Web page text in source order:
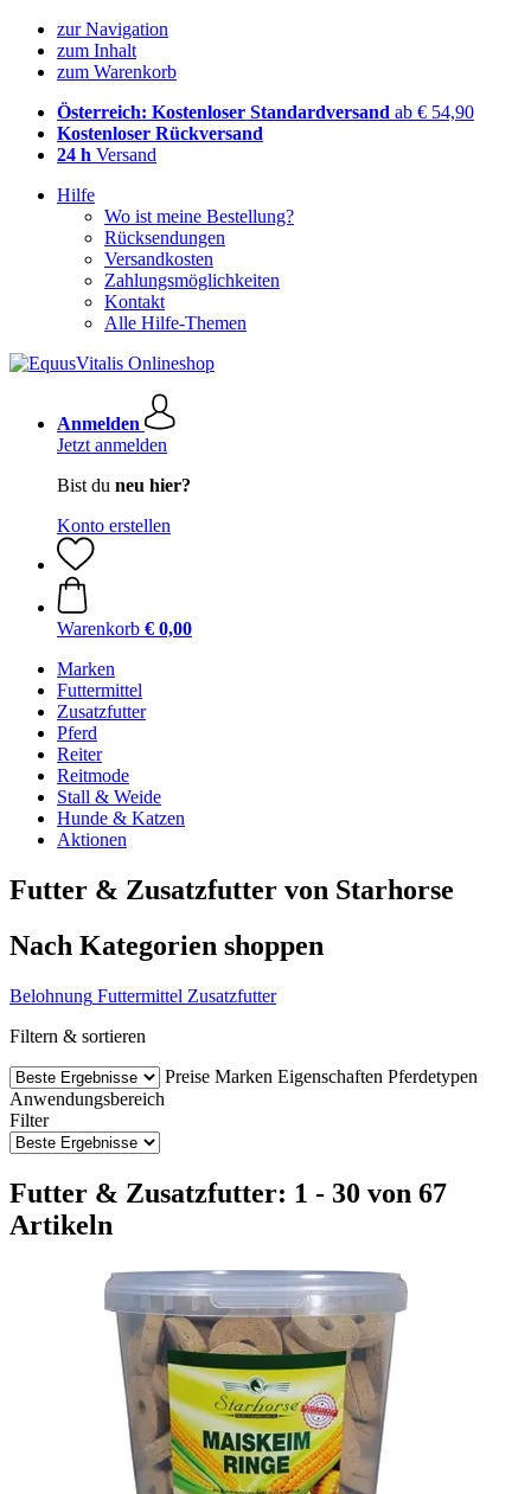
zur Navigation
zum Inhalt
zum Warenkorb
Österreich: Kostenloser Standardversand ab € 54,90
Kostenloser Rückversand
24 h Versand
Hilfe
Wo ist meine Bestellung?
Rücksendungen
Versandkosten
Zahlungsmöglichkeiten
Kontakt
Alle Hilfe-Themen
Anmelden
Jetzt anmelden
Bist du neu hier?
Konto erstellen
Warenkorb € 0,00
Marken
Futtermittel
Zusatzfutter
Pferd
Reiter
Reitmode
Stall & Weide
Hunde & Katzen
Aktionen
Futter & Zusatzfutter von Starhorse
Nach Kategorien shoppen
Belohnung Futtermittel Zusatzfutter
Filtern & sortieren
Preise Marken Eigenschaften Pferdetypen
Anwendungsbereich
Filter
Futter & Zusatzfutter: 1 - 30 von 67
Artikeln